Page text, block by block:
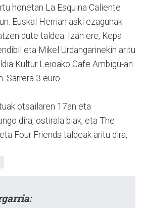
honetan La Esquina Caliente
Euskal Herrian aski ezagunak
dute taldea. Izan ere, Kepa
eta Mikel Urdangarinekin aritu
Kultur Leioako Cafe Ambigu-an
Sarrera 3 euro.
otsailaren 17an eta
dira, ostirala biak, eta The
Four Friends taldeak aritu dira,